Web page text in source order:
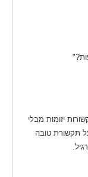
יזומות מבלי
תקשורת טובה